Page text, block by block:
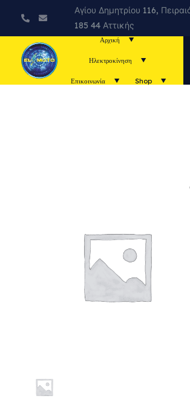
Αγίου Δημητρίου 116,
185 44 Αττικής
Αρχική
Ηλεκτροκίνηση
Επικοινωνία Shop